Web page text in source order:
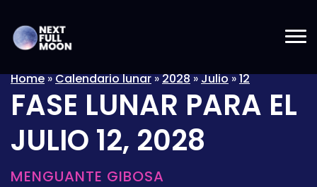
Home»Calendario lunar»2028»Julio»12
FASE LUNAR PARA EL
JULIO 12, 2028
MENGUANTE GIBOSA